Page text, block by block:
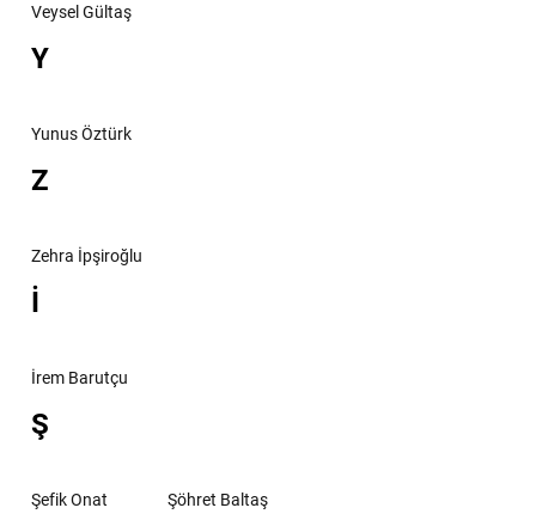
Veysel Gültaş
Y
Yunus Öztürk
Z
Zehra İpşiroğlu
İ
İrem Barutçu
Ş
Şefik Onat Şöhret Baltaş